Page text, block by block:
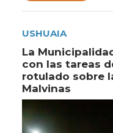
USHUAIA
La
con las tareas
rotulado sobre
Malvinas